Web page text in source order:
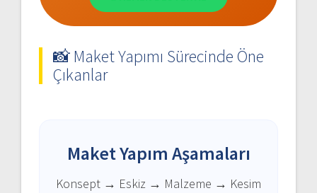
📸 Maket Yapımı Sürecinde Öne
Çıkanlar
Maket Yapım Aşamaları
Konsept → Eskiz → Malzeme → Kesim